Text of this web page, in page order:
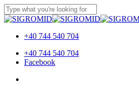
Skip
to
content
Close
+40 744 540 704
Menu
+40 744 540 704
Facebook